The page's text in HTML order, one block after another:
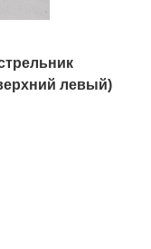
левый)